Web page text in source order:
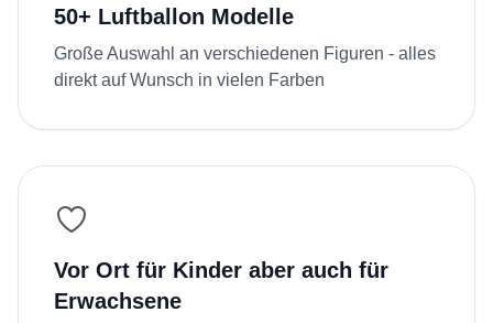
50+ Luftballon Modelle
Große Auswahl an verschiedenen Figuren - alles
direkt auf Wunsch in vielen Farben
Vor Ort für Kinder aber auch für
Erwachsene